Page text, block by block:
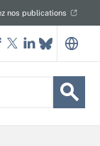
nos publications